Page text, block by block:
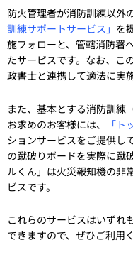
防火管理者が消防訓練以外
訓練サポートサービス」 を
施フォローと、管轄消防署
たサービスです。なお、こ
政書士と連携して適法に実
また、基本とする消防訓練
お求めのお客様には、
「
ションサービスをご提供し
の蹴破りボードを実際に蹴
ルくん」は火災報知機の非
ビスです。
これらのサービスはいずれ
できますので、ぜひご利用